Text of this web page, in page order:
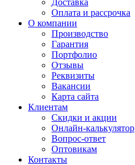
Доставка
Оплата и рассрочка
О компании
Производство
Гарантия
Портфолио
Отзывы
Реквизиты
Вакансии
Карта сайта
Клиентам
Скидки и акции
Онлайн-калькулятор
Вопрос-ответ
Оптовикам
Контакты